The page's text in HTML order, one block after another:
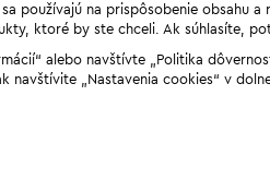
používajú na prispôsobenie obsahu
ktoré by ste chceli. Ak súhlasíte,
alebo navštívte „Politika
navštívite „Nastavenia cookies“ v